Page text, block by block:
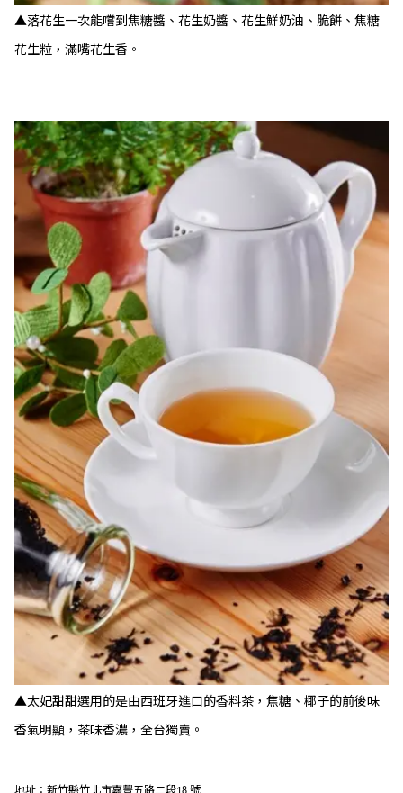
▲落花生一次能嚐到焦糖醬、花生奶醬、花生鮮奶油、脆餅、焦糖
花生粒，滿嘴花生香。
▲太妃甜甜選用的是由西班牙進口的香料茶，焦糖、椰子的前後味
香氣明顯，茶味香濃，全台獨賣。
地址：新竹縣竹北市嘉豐五路二段 號